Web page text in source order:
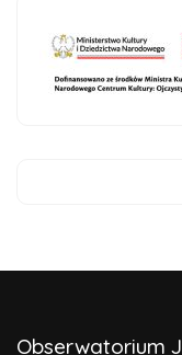
Obserwatorium